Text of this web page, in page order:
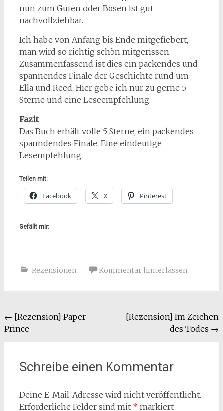
nun zum Guten oder Bösen ist gut
nachvollziehbar.
Ich habe von Anfang bis Ende mitgefiebert,
man wird so richtig schön mitgerissen.
Zusammenfassend ist dies ein packendes und
spannendes Finale der Geschichte rund um
Ella und Reed. Hier gebe ich nur zu gerne 5
Sterne und eine Leseempfehlung.
Fazit
Das Buch erhält volle 5 Sterne, ein packendes
spanndendes Finale. Eine eindeutige
Lesempfehlung.
Teilen mit:
Facebook X Pinterest
Gefällt mir:
Rezensionen Kommentar hinterlassen
Beitragsnavigation
← [Rezension] Paper
Prince
[Rezension] Im Zeichen
des Todes →
Schreibe einen Kommentar
Deine E-Mail-Adresse wird nicht veröffentlicht.
Erforderliche Felder sind mit * markiert